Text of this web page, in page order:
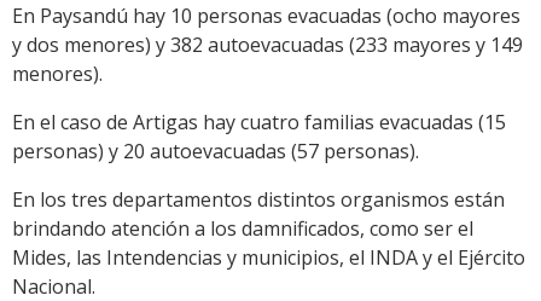
En Paysandú hay 10 personas evacuadas (ocho mayores
y dos menores) y 382 autoevacuadas (233 mayores y 149
menores).
En el caso de Artigas hay cuatro familias evacuadas (15
personas) y 20 autoevacuadas (57 personas).
En los tres departamentos distintos organismos están
brindando atención a los damnificados, como ser el
Mides, las Intendencias y municipios, el INDA y el Ejército
Nacional.